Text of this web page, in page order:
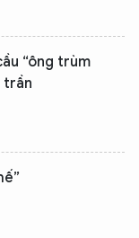
“ông trùm
trần